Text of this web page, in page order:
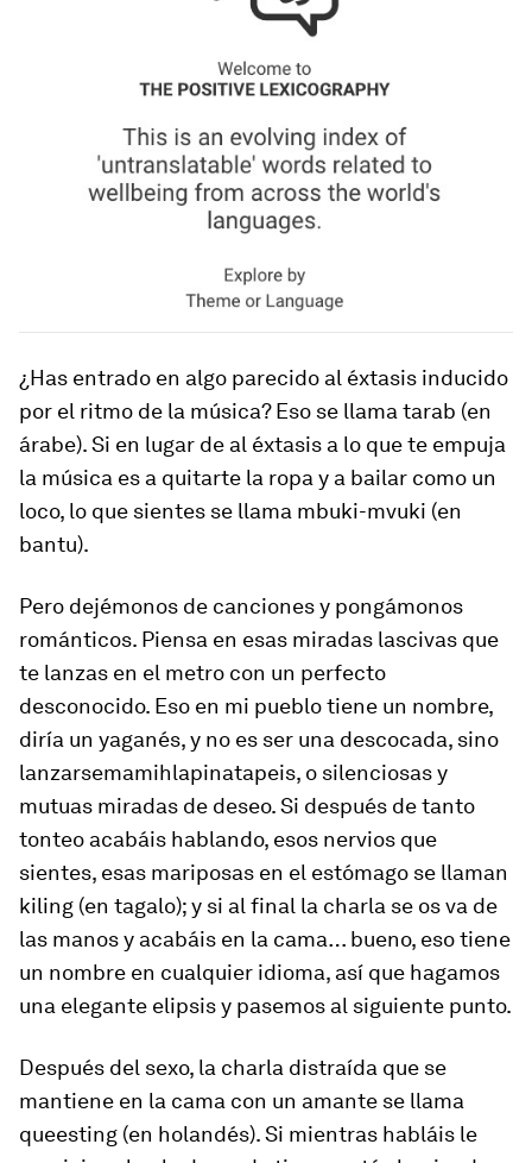
¿Has entrado en algo parecido al éxtasis inducido
por el ritmo de la música? Eso se llama tarab (en
árabe). Si en lugar de al éxtasis a lo que te empuja
la música es a quitarte la ropa y a bailar como un
loco, lo que sientes se llama mbuki-mvuki (en
bantu).
Pero dejémonos de canciones y pongámonos
románticos. Piensa en esas miradas lascivas que
te lanzas en el metro con un perfecto
desconocido. Eso en mi pueblo tiene un nombre,
diría un yaganés, y no es ser una descocada, sino
lanzarsemamihlapinatapeis, o silenciosas y
mutuas miradas de deseo. Si después de tanto
tonteo acabáis hablando, esos nervios que
sientes, esas mariposas en el estómago se llaman
kiling (en tagalo); y si al final la charla se os va de
las manos y acabáis en la cama… bueno, eso tiene
un nombre en cualquier idioma, así que hagamos
una elegante elipsis y pasemos al siguiente punto.
Después del sexo, la charla distraída que se
mantiene en la cama con un amante se llama
queesting (en holandés). Si mientras habláis le